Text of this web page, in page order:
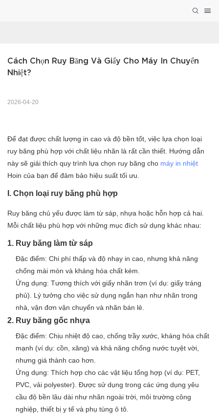
Cách Chọn Ruy Băng Và Giấy Cho Máy In Chuyển
Nhiệt?
2026-04-20
Để đạt được chất lượng in cao và độ bền tốt, việc lựa chọn loại
ruy băng phù hợp với chất liệu nhãn là rất cần thiết. Hướng dẫn
này sẽ giải thích quy trình lựa chọn ruy băng cho máy in nhiệt
Hoin của bạn để đảm bảo hiệu suất tối ưu.
I. Chọn loại ruy băng phù hợp
Ruy băng chủ yếu được làm từ sáp, nhựa hoặc hỗn hợp cả hai.
Mỗi chất liệu phù hợp với những mục đích sử dụng khác nhau:
1. Ruy băng làm từ sáp
Đặc điểm: Chi phí thấp và độ nhạy in cao, nhưng khả năng
chống mài mòn và kháng hóa chất kém.
Ứng dụng: Tương thích với giấy nhãn trơn (ví dụ: giấy tráng
phủ). Lý tưởng cho việc sử dụng ngắn hạn như nhãn trong
nhà, vận đơn vận chuyển và nhãn bán lẻ.
2. Ruy băng gốc nhựa
Đặc điểm: Chịu nhiệt độ cao, chống trầy xước, kháng hóa chất
mạnh (ví dụ: cồn, xăng) và khả năng chống nước tuyệt vời,
nhưng giá thành cao hơn.
Ứng dụng: Thích hợp cho các vật liệu tổng hợp (ví dụ: PET,
PVC, vải polyester). Được sử dụng trong các ứng dụng yêu
cầu độ bền lâu dài như nhãn ngoài trời, môi trường công
nghiệp, thiết bị y tế và phụ tùng ô tô.